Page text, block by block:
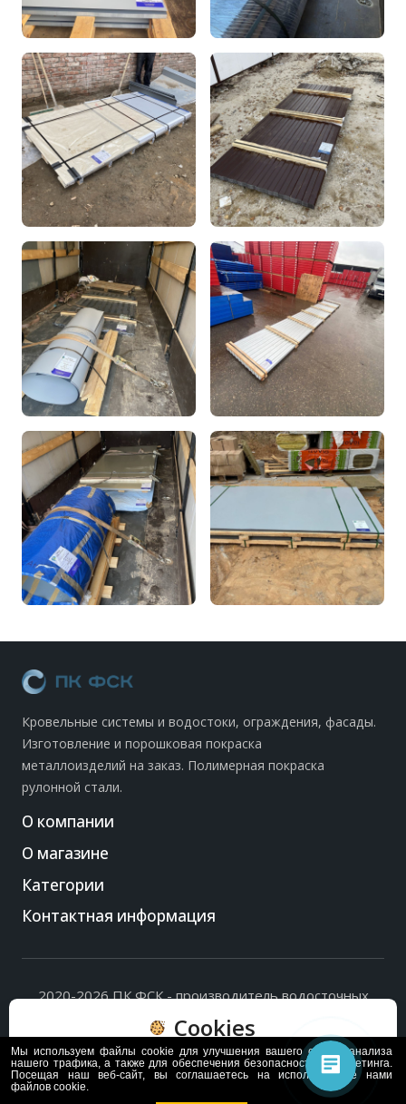
Кровельные системы и водостоки, ограждения, фасады.
Изготовление и порошковая покраска
металлоизделий на заказ. Полимерная покраска
рулонной стали.
О компании
О магазине
Категории
Контактная информация
2020-2026 ПК ФСК - производитель водосточных
Политика обработки персональных данных
на их обработку.
Cookies
Пользуясь сайтом, вы соглашаетесь с политикой
обработки и хранения данных Cookie
Мы используем файлы cookie для улучшения вашего опыта, анализа
нашего трафика, а также для обеспечения безопасности и маркетинга.
Посещая наш веб-сайт, вы соглашаетесь на использование нами
файлов cookie.